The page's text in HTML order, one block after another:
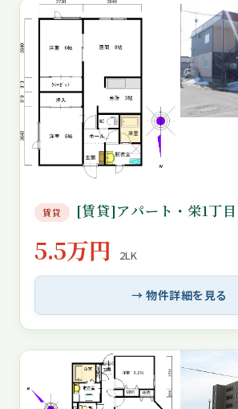
賃貸 [賃貸]アパート・栄1丁
5.5万円 2LK
→ 物件詳細を見る